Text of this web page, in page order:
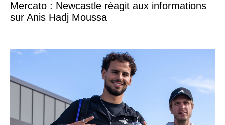
Mercato : Newcastle réagit aux informations
sur Anis Hadj Moussa